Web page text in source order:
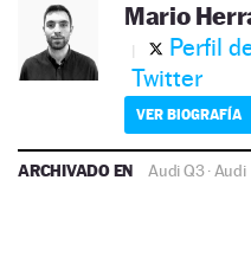
Mario
Perfil
Twitter
VER BIOGRAFÍA
ARCHIVADO EN Audi Q3·Audi